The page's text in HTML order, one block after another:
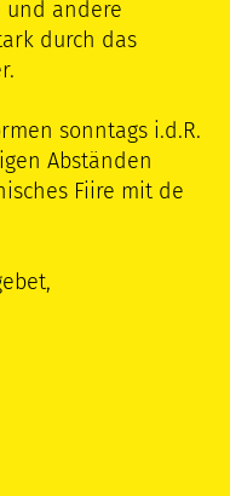
und andere
durch das
sonntags i.d.R.
Abständen
Fiire mit de